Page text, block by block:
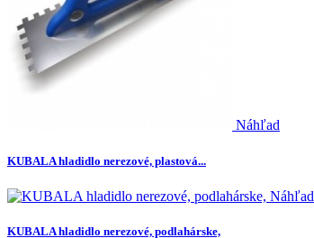
Náhľad
KUBALA hladidlo nerezové, plastová...
Náhľad
KUBALA hladidlo nerezové, podlahárske,